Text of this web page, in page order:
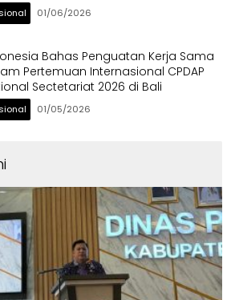
01/06/2026
Bahas Penguatan Kerja Sama
Pertemuan Internasional CPDAP
Sectetariat 2026 di Bali
01/05/2026